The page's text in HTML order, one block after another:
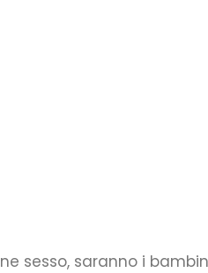
sesso, saranno i